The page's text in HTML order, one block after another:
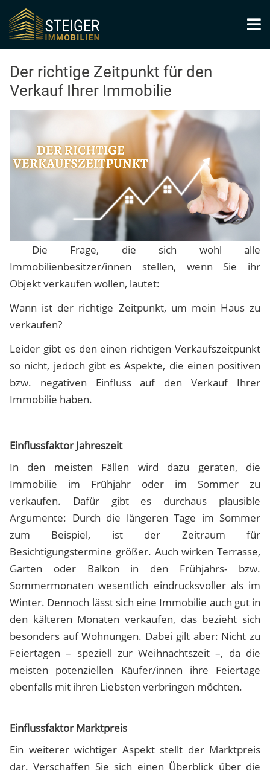
Der richtige Zeitpunkt für den
Verkauf Ihrer Immobilie
Die Frage, die sich wohl alle
Immobilienbesitzer/innen stellen, wenn Sie ihr
Objekt verkaufen wollen, lautet:
Wann ist der richtige Zeitpunkt, um mein Haus zu
verkaufen?
Leider gibt es den einen richtigen Verkaufszeitpunkt
so nicht, jedoch gibt es Aspekte, die einen positiven
bzw. negativen Einfluss auf den Verkauf Ihrer
Immobilie haben.
Einflussfaktor Jahreszeit
In den meisten Fällen wird dazu geraten, die
Immobilie im Frühjahr oder im Sommer zu
verkaufen. Dafür gibt es durchaus plausible
Argumente: Durch die längeren Tage im Sommer
zum Beispiel, ist der Zeitraum für
Besichtigungstermine größer. Auch wirken Terrasse,
Garten oder Balkon in den Frühjahrs- bzw.
Sommermonaten wesentlich eindrucksvoller als im
Winter. Dennoch lässt sich eine Immobilie auch gut in
den kälteren Monaten verkaufen, das bezieht sich
besonders auf Wohnungen. Dabei gilt aber: Nicht zu
Feiertagen – speziell zur Weihnachtszeit –, da die
meisten potenziellen Käufer/innen ihre Feiertage
ebenfalls mit ihren Liebsten verbringen möchten.
Einflussfaktor Marktpreis
Ein weiterer wichtiger Aspekt stellt der Marktpreis
dar. Verschaffen Sie sich einen Überblick über die